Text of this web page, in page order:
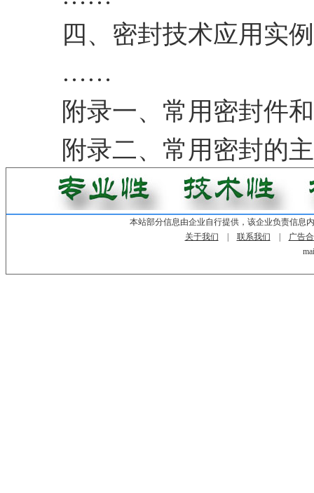
四、密封技术应用实例
……
附录一、常用密封件
附录二、常用密封的
本站部分信息由企业自行提供，该企业负责信息
关于我们
联系我们
广告